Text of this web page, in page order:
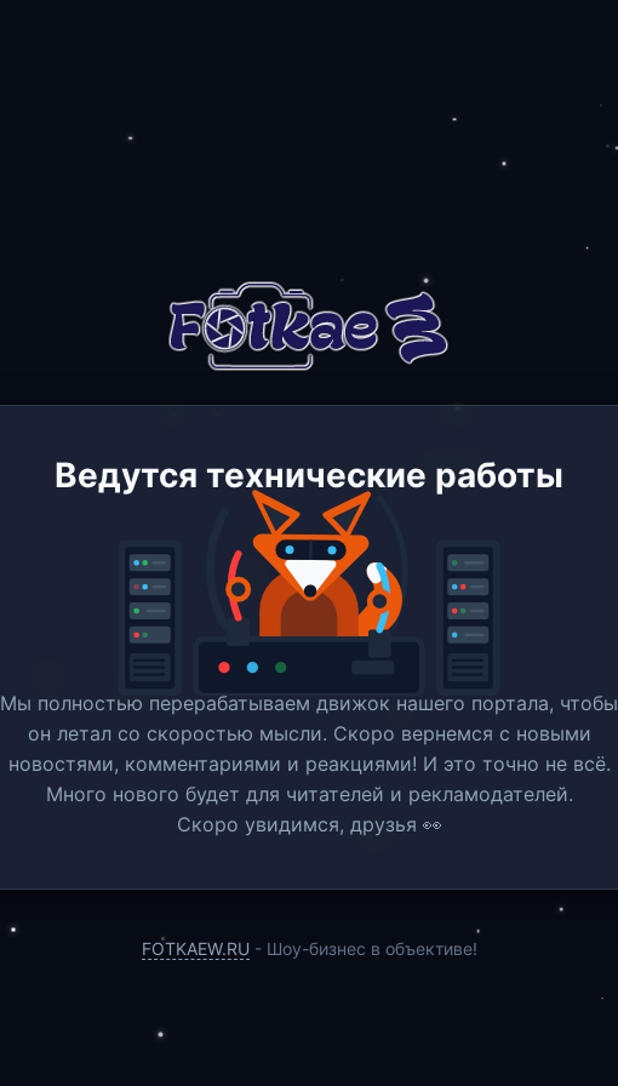
Ведутся технические работы
Мы полностью перерабатываем движок нашего портала, чтобы
он летал со скоростью мысли. Скоро вернемся c новыми
новостями, комментариями и реакциями! И это точно не всё.
Много нового будет для читателей и рекламодателей.
Скоро увидимся, друзья 👀
FOTKAEW.RU - Шоу-бизнес в объективе!